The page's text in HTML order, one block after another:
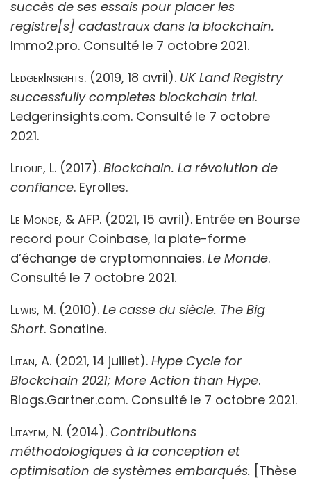
succès de ses essais pour placer les
registre[s] cadastraux dans la blockchain.
Immo2.pro. Consulté le 7 octobre 2021.
LedgerInsights. (2019, 18 avril). UK Land Registry
successfully completes blockchain trial.
Ledgerinsights.com. Consulté le 7 octobre
2021.
Leloup, L. (2017). Blockchain. La révolution de
confiance. Eyrolles.
Le Monde, & AFP. (2021, 15 avril). Entrée en Bourse
record pour Coinbase, la plate-forme
d’échange de cryptomonnaies. Le Monde.
Consulté le 7 octobre 2021.
Lewis, M. (2010). Le casse du siècle. The Big
Short. Sonatine.
Litan, A. (2021, 14 juillet). Hype Cycle for
Blockchain 2021; More Action than Hype.
Blogs.Gartner.com. Consulté le 7 octobre 2021.
Litayem, N. (2014). Contributions
méthodologiques à la conception et
optimisation de systèmes embarqués. [Thèse